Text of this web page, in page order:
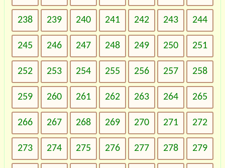
238 239 240 241 242 243 244
245 246 247 248 249 250 251
252 253 254 255 256 257 258
259 260 261 262 263 264 265
266 267 268 269 270 271 272
273 274 275 276 277 278 279